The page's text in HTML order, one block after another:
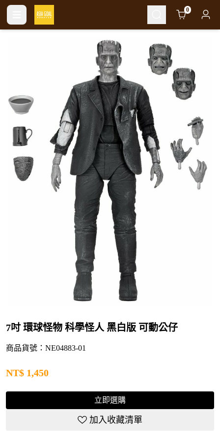
Cart 0
7吋 環球怪物 科學怪人 黑白版 可動公仔
商品貨號：NE04883-01
NT$ 1,450
立即選購
加入收藏清單